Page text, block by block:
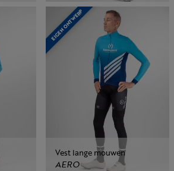
EIGEN ONTWERP
Vest lange mouwen
AERO